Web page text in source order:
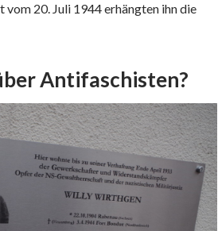
20. Juli 1944 erhängten ihn die
Antifaschisten?